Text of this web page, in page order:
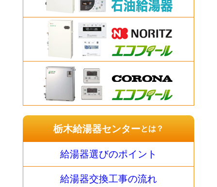
栃木給湯器センターとは？
給湯器選びのポイント
給湯器交換工事の流れ